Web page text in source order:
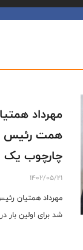
مهرداد
همت رئیس
چارچوب یک
شویم
1402/05/21
مهرداد همتیان
شد برای اولین